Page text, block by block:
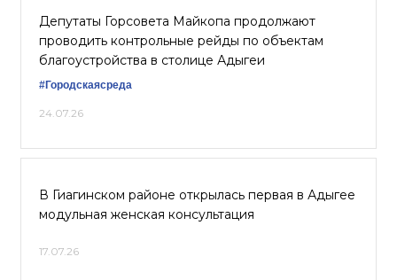
Депутаты Горсовета Майкопа продолжают
проводить контрольные рейды по объектам
благоустройства в столице Адыгеи
#Городскаясреда
24.07.26
В Гиагинском районе открылась первая в Адыгее
модульная женская консультация
17.07.26